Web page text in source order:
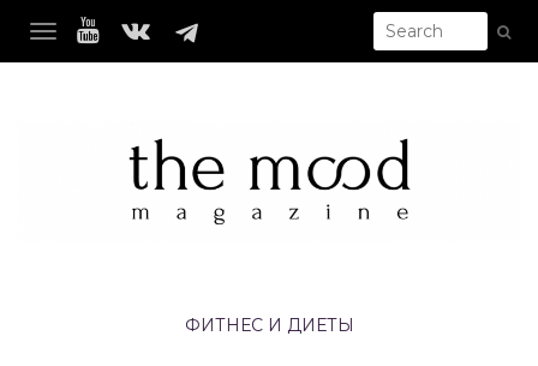
TOGGLE NAVIGATION
ФИТНЕС И ДИЕТЫ